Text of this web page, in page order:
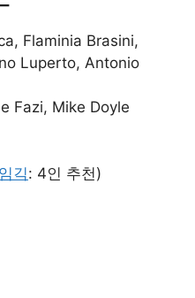
Flaminia Brasini,
Luperto, Antonio
Fazi, Mike Doyle
긱: 4인 추천)